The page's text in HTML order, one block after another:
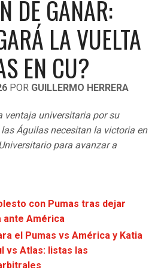
DE GANAR:
LA VUELTA
EN CU?
POR GUILLERMO HERRERA
ventaja universitaria por su
Águilas necesitan la victoria en
para avanzar a
con Pumas tras dejar
ante América
el Pumas vs América y Katia
vs Atlas: listas las